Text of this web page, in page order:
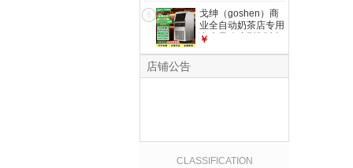
适用：（雪融/冰沙/
冷饮//奶昔）多功能
可
500g/包整箱雪融料
雪融粉12包/箱【芒
果味】 【新品】雪
融机/雪绒机/雪泥机/
冰沙机专用粉整箱
6
戈绅（goshen）商
业全自动奶茶店专用
台上风冷小型制冰机
￥
店铺公告
CLASSIFICATION